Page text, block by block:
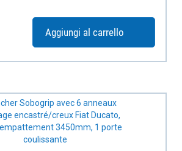
Aggiungi al carrello